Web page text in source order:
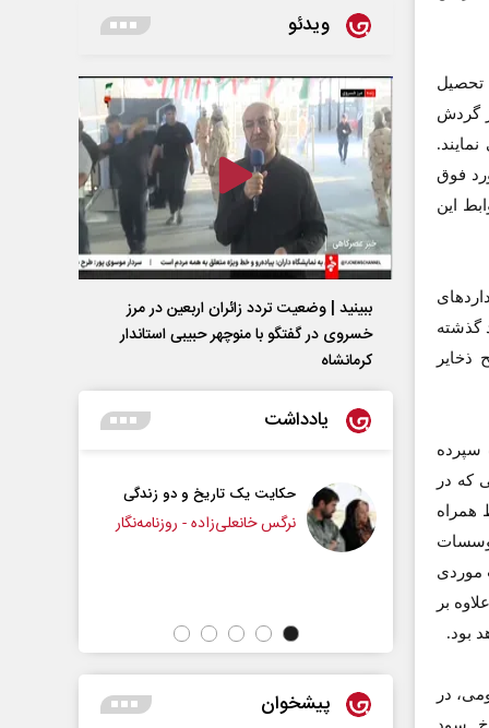
تحصیل
گردش
فوق
این
گذشته
ذخایر
سپرده
که در
همراه
موردی
بر
بود.
در
ویدئو
ببینید | وضعیت تردد زائران اربعین در مرز
خسروی در گفتگو با منوچهر حبیبی استاندار
کرمانشاه
یادداشت
یک تاریخ و دو زندگی
خانعلی‌زاده - روزنامه‌نگار
چرایی عقب‌نشینی ترامپ؟
پیشخوان